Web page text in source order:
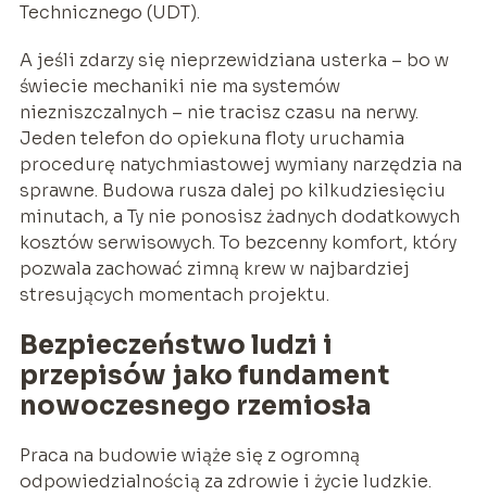
Technicznego (UDT).
A jeśli zdarzy się nieprzewidziana usterka – bo w
świecie mechaniki nie ma systemów
niezniszczalnych – nie tracisz czasu na nerwy.
Jeden telefon do opiekuna floty uruchamia
procedurę natychmiastowej wymiany narzędzia na
sprawne. Budowa rusza dalej po kilkudziesięciu
minutach, a Ty nie ponosisz żadnych dodatkowych
kosztów serwisowych. To bezcenny komfort, który
pozwala zachować zimną krew w najbardziej
stresujących momentach projektu.
Bezpieczeństwo ludzi i
przepisów jako fundament
nowoczesnego rzemiosła
Praca na budowie wiąże się z ogromną
odpowiedzialnością za zdrowie i życie ludzkie.